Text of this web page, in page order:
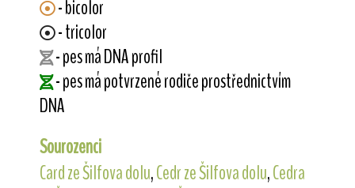
- bicolor
- tricolor
- pes má DNA profil
- pes má potvrzené rodiče prostřednictvím
DNA
Sourozenci
Card ze Šilfova dolu,Cedr ze Šilfova dolu,Cedra